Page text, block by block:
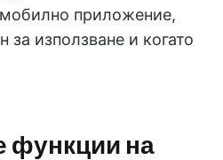
приложение,
за използване и когато
функции на